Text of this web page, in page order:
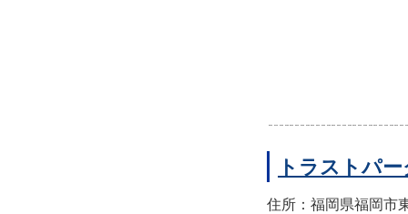
トラストパ
住所：福岡県福岡市